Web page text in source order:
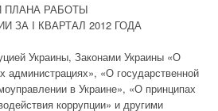
РАБОТЫ
ЗА I КВАРТАЛ 2012 ГОДА
Украины, Законами Украины «О
администрациях», «О государственной
в Украине», «О принципах
коррупции» и другими